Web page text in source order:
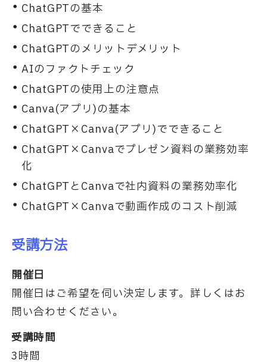
ChatGPTの基本
ChatGPTでできること
ChatGPTのメリットデメリット
AIのファクトチェック
ChatGPTの使用上の注意点
Canva(アプリ)の基本
ChatGPT×Canva(アプリ)でできること
ChatGPT×Canvaでプレゼン資料の業務効率
化
ChatGPTとCanvaで社内資料の業務効率化
ChatGPT×Canvaで動画作成のコスト削減
受講方法
開催日
開催日はご希望を伺い決定します。詳しくはお
問い合わせください。
受講時間
3時間